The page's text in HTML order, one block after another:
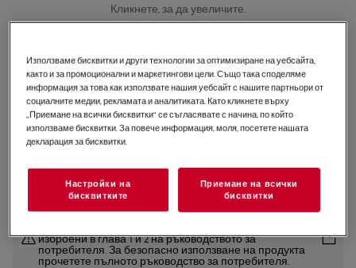
Кликнете, за да увеличите.
L6SE47DE
Тясна пералня 6000 7 kg
4.7 (26)
Продуктов информационен лист
Инструкциите за безопасност и предупрежденията за
изброени в глава 1 и 2 на ръководството за
потребителя. За безопасно използване на продукта
прочетете пълното ръководство за потребителя.
Използваме бисквитки и други технологии за оптимизиране на уебсайта,
както и за промоционални и маркетингови цели. Също така споделяме
информация за това как използвате нашия уебсайт с нашите партньори от
социалните медии, рекламата и аналитиката. Като кликнете върху
„Приемане на всички бисквитки“ се съгласявате с начина, по който
използваме бисквитки. За повече информация, моля, посетете нашата
декларация за бисквитки.
Настройки на
бисквитките
Приемане на всички
бисквитки